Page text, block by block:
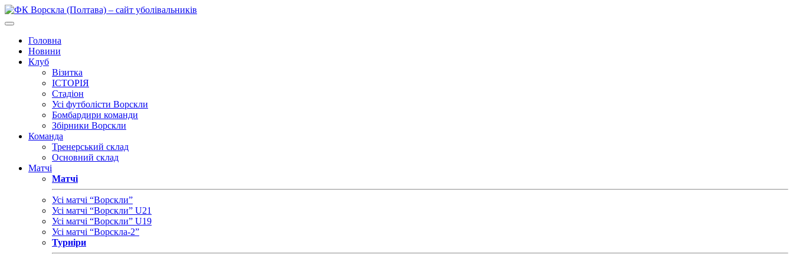
Головна
Новини
Клуб
Візитка
ІСТОРІЯ
Стадіон
Усі футболісти Ворскли
Бомбардири команди
Збірники Ворскли
Команда
Тренерський склад
Основний склад
Матчі
Матчі
Усі матчі “Ворскли”
Усі матчі “Ворскли” U21
Усі матчі “Ворскли” U19
Усі матчі “Ворскла-2”
Турніри